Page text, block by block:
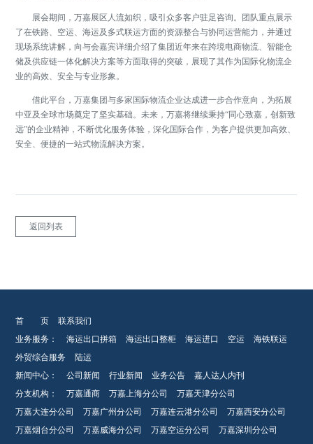
展会期间，万嘉展区人流如织，吸引众多客户驻足咨询。团队重点展示
了在铁路、空运、海运及多式联运方面的资源整合与协同运营能力，并通过
现场系统讲解，向与会嘉宾详细介绍了集团近年来在跨境电商物流、智能仓
储及供应链一体化解决方案等方面取得的突破，展现了其作为国际化物流企
业的高效、安全与专业形象。
借此平台，万嘉集团与多家国际物流企业达成进一步合作意向，为拓展
中亚及全球市场奠定了坚实基础。未来，万嘉将继续秉持“同心致嘉，创新致
远”的企业精神，不断优化服务体验，深化国际合作，为客户提供更加高效、
安全、便捷的一站式物流解决方案。
返回列表
首 页
联系我们
业务服务：
海运出口拼箱 海运出口整柜 海运进口 空运
海铁联运
外贸综合服务
陆运
新闻中心：
公司新闻 行业新闻 业务公告
嘉人达人内刊
分支机构：
万嘉通商 万嘉上海分公司
万嘉天津分公司
万嘉大连分公司
万嘉广州分公司 万嘉连云港分公司
万嘉西安分公司
万嘉烟台分公司
万嘉威海分公司 万嘉空运分公司
万嘉深圳分公司